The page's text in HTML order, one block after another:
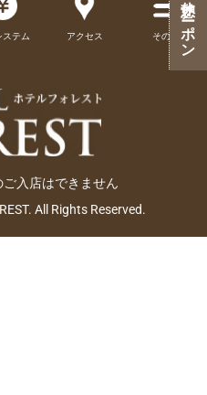
ステム アクセス その他
入店はできません
All Rights Reserved.